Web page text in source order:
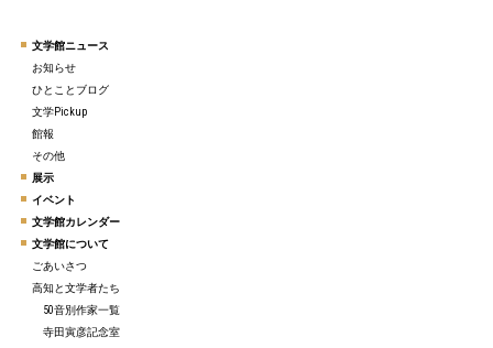
文学館ニュース
お知らせ
ひとことブログ
文学Pickup
館報
その他
展示
イベント
文学館カレンダー
文学館について
ごあいさつ
高知と文学者たち
50音別作家一覧
寺田寅彦記念室